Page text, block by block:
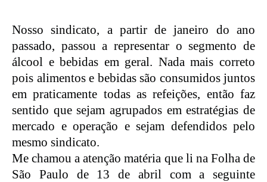
Nosso sindicato, a partir de janeiro do ano
passado, passou a representar o segmento de
álcool e bebidas em geral. Nada mais correto
pois alimentos e bebidas são consumidos juntos
em praticamente todas as refeições, então faz
sentido que sejam agrupados em estratégias de
mercado e operação e sejam defendidos pelo
mesmo sindicato.
Me chamou a atenção matéria que li na Folha de
São Paulo de 13 de abril com a seguinte